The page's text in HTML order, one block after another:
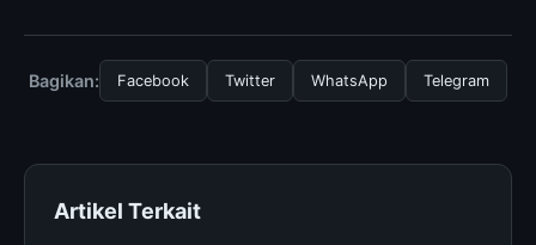
kami secara berkala. Kami selalu memperbarui konten
dengan informasi terkini dan terpercaya.
Bagikan: Facebook Twitter WhatsApp Telegram
Artikel Terkait